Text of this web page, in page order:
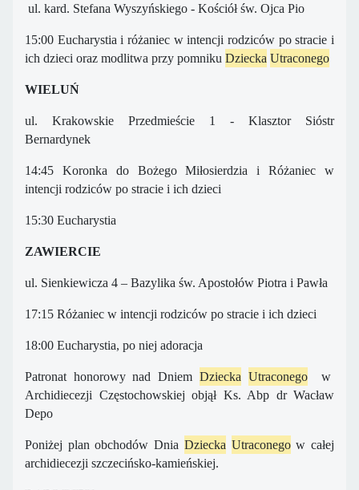
ul. kard. Stefana Wyszyńskiego - Kościół św. Ojca Pio
15:00 Eucharystia i różaniec w intencji rodziców po stracie i
ich dzieci oraz modlitwa przy pomniku Dziecka Utraconego
WIELUŃ
ul. Krakowskie Przedmieście 1 - Klasztor Sióstr
Bernardynek
14:45 Koronka do Bożego Miłosierdzia i Różaniec w
intencji rodziców po stracie i ich dzieci
15:30 Eucharystia
ZAWIERCIE
ul. Sienkiewicza 4 – Bazylika św. Apostołów Piotra i Pawła
17:15 Różaniec w intencji rodziców po stracie i ich dzieci
18:00 Eucharystia, po niej adoracja
Patronat honorowy nad Dniem Dziecka Utraconegow
Archidiecezji Częstochowskiej objął Ks. Abp dr Wacław
Depo
Poniżej plan obchodów Dnia Dziecka Utraconegow całej
archidiecezji szczecińsko-kamieńskiej.